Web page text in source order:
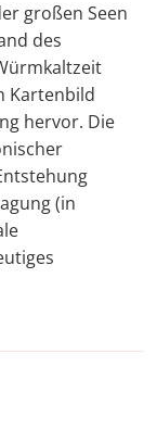
großen Seen
des
Kartenbild
hervor. Die
(in